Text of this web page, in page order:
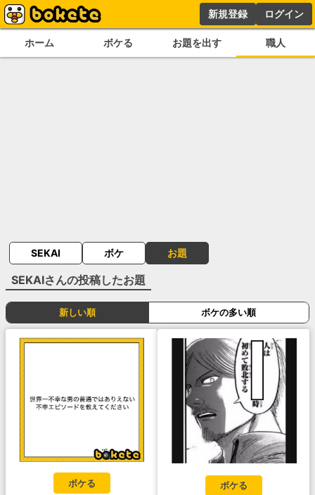
新規登録 ログイン
ホーム ボケる お題を出す 職人
SEKAI ボケ お題
SEKAIさんの投稿したお題
新しい順 ボケの多い順
ボケる ボケる